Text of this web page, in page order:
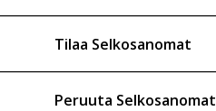
Tilaa Selkosanomat
Peruuta Selkosanomat